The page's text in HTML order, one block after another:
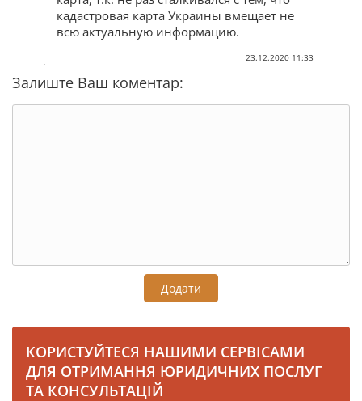
кадастровая карта Украины вмещает не
всю актуальную информацию.
23.12.2020 11:33
Залиште Ваш коментар:
Додати
КОРИСТУЙТЕСЯ НАШИМИ СЕРВІСАМИ
ДЛЯ ОТРИМАННЯ ЮРИДИЧНИХ ПОСЛУГ
ТА КОНСУЛЬТАЦІЙ